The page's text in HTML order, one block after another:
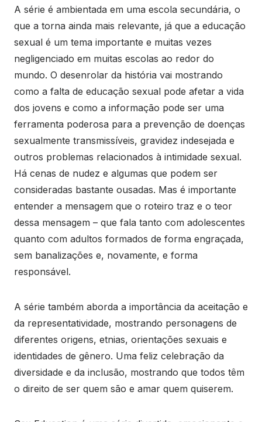
A série é ambientada em uma escola secundária, o
que a torna ainda mais relevante, já que a educação
sexual é um tema importante e muitas vezes
negligenciado em muitas escolas ao redor do
mundo. O desenrolar da história vai mostrando
como a falta de educação sexual pode afetar a vida
dos jovens e como a informação pode ser uma
ferramenta poderosa para a prevenção de doenças
sexualmente transmissíveis, gravidez indesejada e
outros problemas relacionados à intimidade sexual.
Há cenas de nudez e algumas que podem ser
consideradas bastante ousadas. Mas é importante
entender a mensagem que o roteiro traz e o teor
dessa mensagem – que fala tanto com adolescentes
quanto com adultos formados de forma engraçada,
sem banalizações e, novamente, e forma
responsável.
A série também aborda a importância da aceitação e
da representatividade, mostrando personagens de
diferentes origens, etnias, orientações sexuais e
identidades de gênero. Uma feliz celebração da
diversidade e da inclusão, mostrando que todos têm
o direito de ser quem são e amar quem quiserem.